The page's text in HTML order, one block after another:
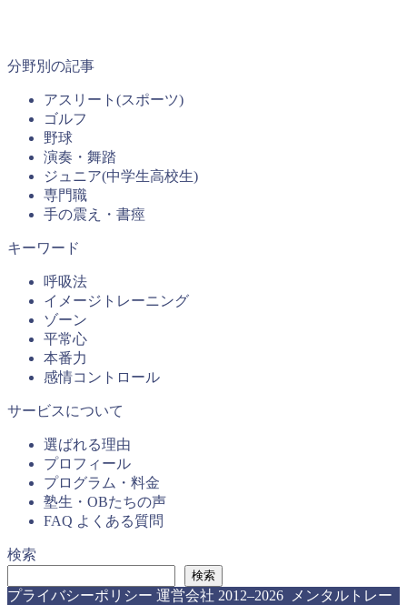
分野別の記事
アスリート(スポーツ)
ゴルフ
野球
演奏・舞踏
ジュニア(中学生高校生)
専門職
手の震え・書痙
キーワード
呼吸法
イメージトレーニング
ゾーン
平常心
本番力
感情コントロール
サービスについて
選ばれる理由
プロフィール
プログラム・料金
塾生・OBたちの声
FAQ よくある質問
検索
検索
プライバシーポリシー 運営会社 2012–2026 メンタルトレー